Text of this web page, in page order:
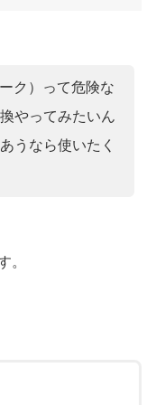
ク）って危険な
やってみたいん
うなら使いたく
。